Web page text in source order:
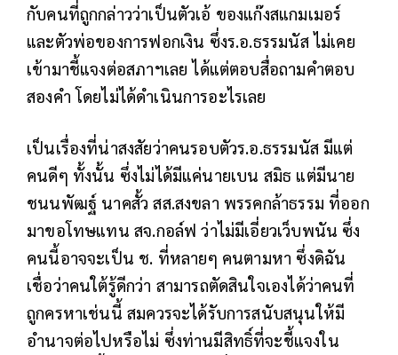
กับคนที่ถูกกล่าวว่าเป็นตัวเอ้ ของแก๊งสแกมเมอร์
และตัวพ่อของการฟอกเงิน ซึ่งร.อ.ธรรมนัส ไม่เคย
เข้ามาชี้แจงต่อสภาฯเลย ได้แต่ตอบสื่อถามคำตอบ
สองคำ โดยไม่ได้ดำเนินการอะไรเลย
เป็นเรื่องที่น่าสงสัยว่าคนรอบตัวร.อ.ธรรมนัส มีแต่
คนดีๆ ทั้งนั้น ซึ่งไม่ได้มีแค่นายเบน สมิธ แต่มีนาย
ชนนพัฒฐ์ นาคสั้ว สส.สงขลา พรรคกล้าธรรม ที่ออก
มาขอโทษแทน สจ.กอล์ฟ ว่าไม่มีเอี่ยวเว็บพนัน ซึ่ง
คนนี้อาจจะเป็น ช. ที่หลายๆ คนตามหา ซึ่งดิฉัน
เชื่อว่าคนใต้รู้ดีกว่า สามารถตัดสินใจเองได้ว่าคนที่
ถูกครหาเช่นนี้ สมควรจะได้รับการสนับสนุนให้มี
อำนาจต่อไปหรือไม่ ซึ่งท่านมีสิทธิ์ที่จะชี้แจงใน